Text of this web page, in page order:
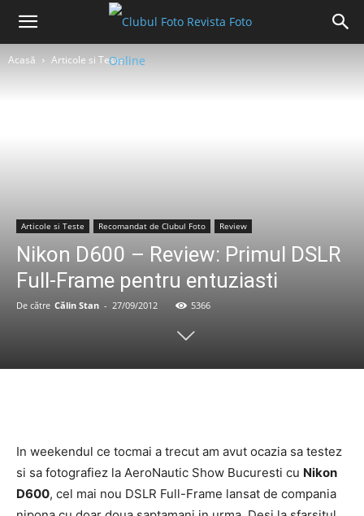
Acasă Articole si Teste
Articole si Teste Recomandat de Clubul Foto Review
Nikon D600 – Review: Primul DSLR
Full-Frame pentru entuziasti
De către Călin Stan - 27/09/2012 5366
In weekendul ce tocmai a trecut am avut ocazia sa testez
si sa fotografiez la AeroNautic Show Bucuresti cu Nikon
D600, cel mai nou DSLR Full-Frame lansat de compania